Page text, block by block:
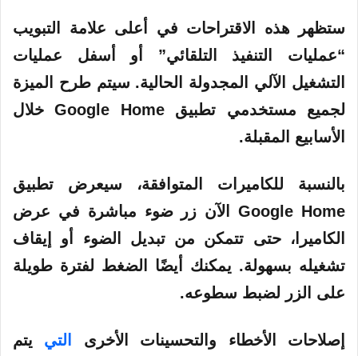
ستظهر هذه الاقتراحات في أعلى علامة التبويب
“عمليات التنفيذ التلقائي” أو أسفل عمليات
التشغيل الآلي المجدولة الحالية. سيتم طرح الميزة
لجميع مستخدمي تطبيق Google Home خلال
الأسابيع المقبلة.
بالنسبة للكاميرات المتوافقة، سيعرض تطبيق
Google Home الآن زر ضوء مباشرة في عرض
الكاميرا، حتى تتمكن من تبديل الضوء أو إيقاف
تشغيله بسهولة. يمكنك أيضًا الضغط لفترة طويلة
على الزر لضبط سطوعه.
إصلاحات الأخطاء والتحسينات الأخرى التي يتم